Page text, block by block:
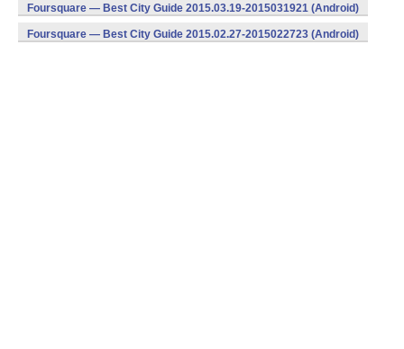
Foursquare — Best City Guide 2015.03.19-2015031921 (Android)
Foursquare — Best City Guide 2015.02.27-2015022723 (Android)